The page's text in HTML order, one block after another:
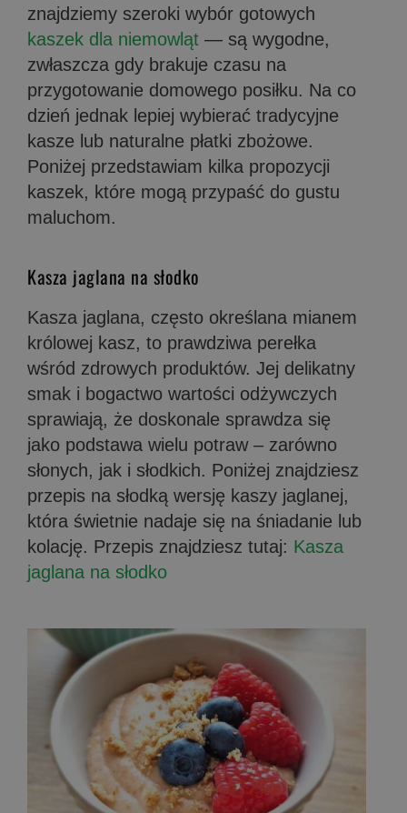
znajdziemy szeroki wybór gotowych
kaszek dla niemowląt — są wygodne,
zwłaszcza gdy brakuje czasu na
przygotowanie domowego posiłku. Na co
dzień jednak lepiej wybierać tradycyjne
kasze lub naturalne płatki zbożowe.
Poniżej przedstawiam kilka propozycji
kaszek, które mogą przypaść do gustu
maluchom.
Kasza jaglana na słodko
Kasza jaglana, często określana mianem
królowej kasz, to prawdziwa perełka
wśród zdrowych produktów. Jej delikatny
smak i bogactwo wartości odżywczych
sprawiają, że doskonale sprawdza się
jako podstawa wielu potraw – zarówno
słonych, jak i słodkich. Poniżej znajdziesz
przepis na słodką wersję kaszy jaglanej,
która świetnie nadaje się na śniadanie lub
kolację. Przepis znajdziesz tutaj: Kasza
jaglana na słodko